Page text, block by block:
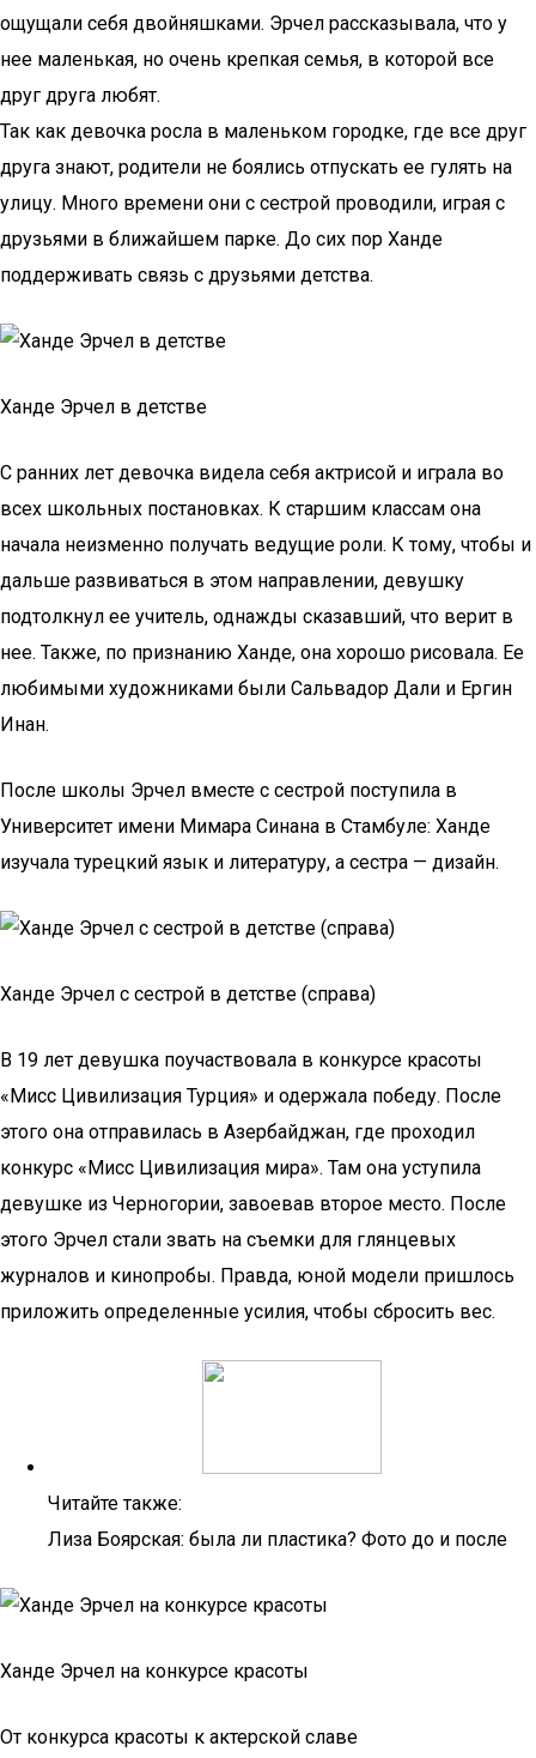
ощущали себя двойняшками. Эрчел рассказывала, что у
нее маленькая, но очень крепкая семья, в которой все
друг друга любят.
Так как девочка росла в маленьком городке, где все друг
друга знают, родители не боялись отпускать ее гулять на
улицу. Много времени они с сестрой проводили, играя с
друзьями в ближайшем парке. До сих пор Ханде
поддерживать связь с друзьями детства.
Ханде Эрчел в детстве
С ранних лет девочка видела себя актрисой и играла во
всех школьных постановках. К старшим классам она
начала неизменно получать ведущие роли. К тому, чтобы и
дальше развиваться в этом направлении, девушку
подтолкнул ее учитель, однажды сказавший, что верит в
нее. Также, по признанию Ханде, она хорошо рисовала. Ее
любимыми художниками были Сальвадор Дали и Ергин
Инан.
После школы Эрчел вместе с сестрой поступила в
Университет имени Мимара Синана в Стамбуле: Ханде
изучала турецкий язык и литературу, а сестра — дизайн.
Ханде Эрчел с сестрой в детстве (справа)
В 19 лет девушка поучаствовала в конкурсе красоты
«Мисс Цивилизация Турция» и одержала победу. После
этого она отправилась в Азербайджан, где проходил
конкурс «Мисс Цивилизация мира». Там она уступила
девушке из Черногории, завоевав второе место. После
этого Эрчел стали звать на съемки для глянцевых
журналов и кинопробы. Правда, юной модели пришлось
приложить определенные усилия, чтобы сбросить вес.
Читайте также:
Лиза Боярская: была ли пластика? Фото до и после
Ханде Эрчел на конкурсе красоты
От конкурса красоты к актерской славе